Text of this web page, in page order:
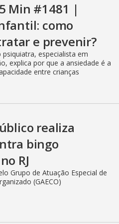
Min #1481 |
como
e prevenir?
especialista em
explica por que a ansiedade é a
entre crianças
realiza
bingo
RJ
Grupo de Atuação Especial de
(GAECO)